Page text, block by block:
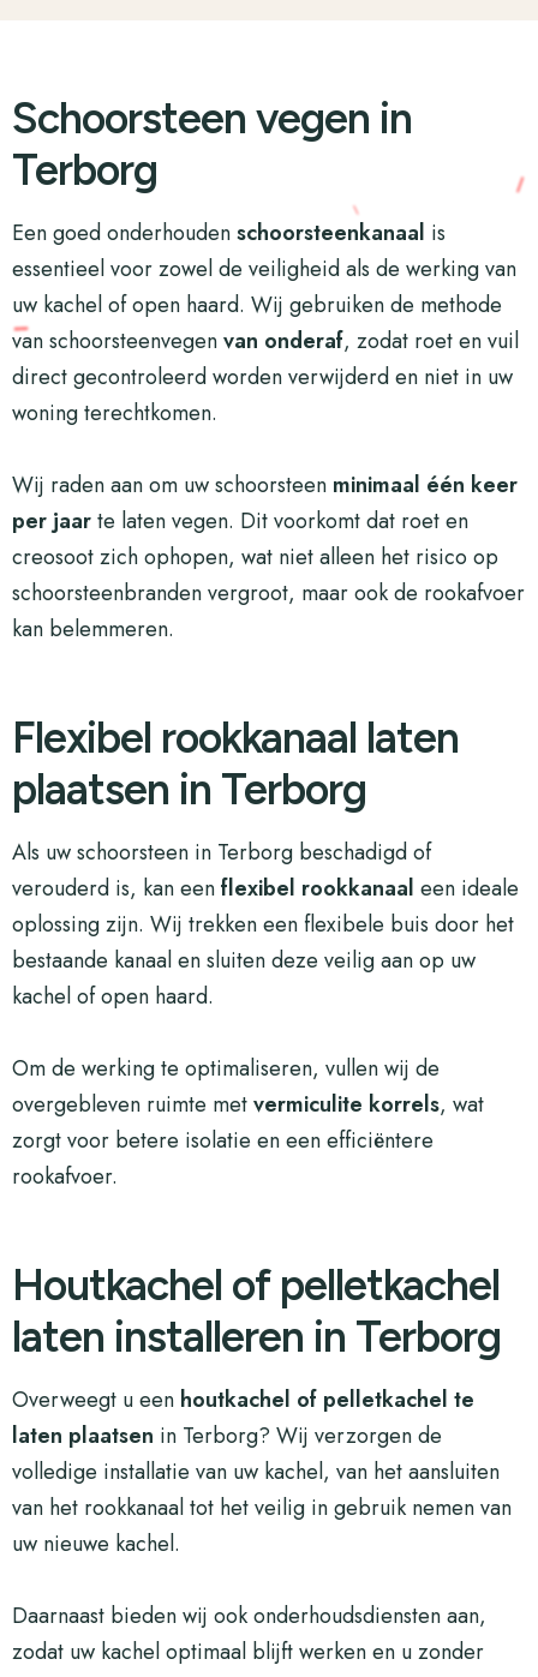
Schoorsteen vegen in
Terborg
Een goed onderhoudenschoorsteenkanaal is
essentieel voor zowel de veiligheid als de werking van
uw kachel of open haard. Wij gebruiken de methode
van schoorsteenvegenvan onderaf, zodat roet en vuil
direct gecontroleerd worden verwijderd en niet in uw
woning terechtkomen.
Wij raden aan om uw schoorsteen minimaal één keer
per jaarte laten vegen. Dit voorkomt dat roet en
creosoot zich ophopen, wat niet alleen het risico op
schoorsteenbranden vergroot, maar ook de rookafvoer
kan belemmeren.
Flexibel rookkanaal laten
plaatsen in Terborg
Als uw schoorsteen in Terborg beschadigd of
verouderd is, kan eenflexibel rookkanaal een ideale
oplossing zijn. Wij trekken een flexibele buis door het
bestaande kanaal en sluiten deze veilig aan op uw
kachel of open haard.
Om de werking te optimaliseren, vullen wij de
overgebleven ruimte metvermiculite korrels, wat
zorgt voor betere isolatie en een efficiëntere
rookafvoer.
Houtkachel of pelletkachel
laten installeren in Terborg
Overweegt u een houtkachel of pelletkachel te
laten plaatsen in Terborg? Wij verzorgen de
volledige installatie van uw kachel, van het aansluiten
van het rookkanaal tot het veilig in gebruik nemen van
uw nieuwe kachel.
Daarnaast bieden wij ook onderhoudsdiensten aan,
zodat uw kachel optimaal blijft werken en u zonder